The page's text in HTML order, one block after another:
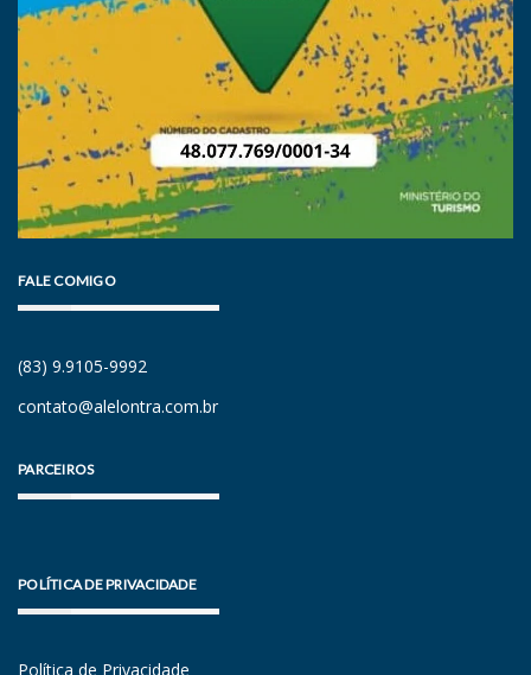
FALE COMIGO
(83) 9.9105-9992
contato@alelontra.com.br
PARCEIROS
POLÍTICA DE PRIVACIDADE
Política de Privacidade